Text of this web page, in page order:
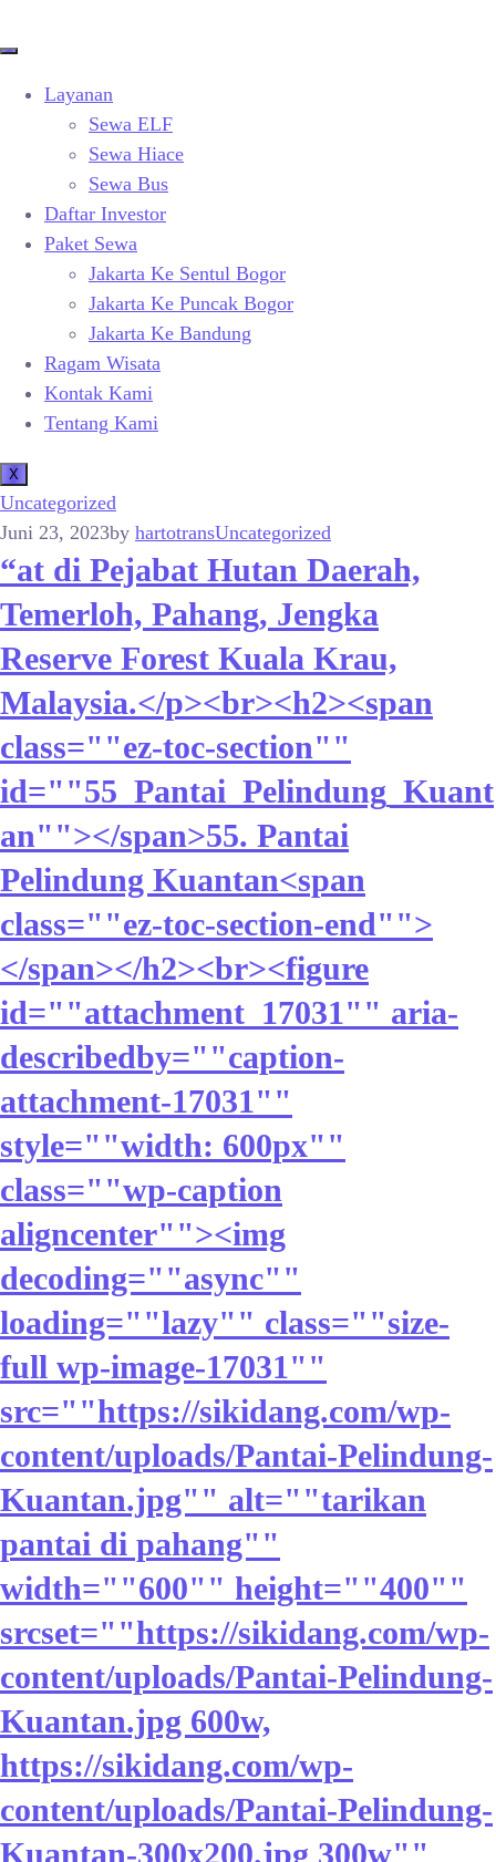
Layanan
Sewa ELF
Sewa Hiace
Sewa Bus
Daftar Investor
Paket Sewa
Jakarta Ke Sentul Bogor
Jakarta Ke Puncak Bogor
Jakarta Ke Bandung
Ragam Wisata
Kontak Kami
Tentang Kami
X
Uncategorized
Juni 23, 2023by hartotransUncategorized
“at di Pejabat Hutan Daerah,
Temerloh, Pahang, Jengka
Reserve Forest Kuala Krau,
Malaysia.</p><br><h2><span
class=""ez-toc-section""
id=""55_Pantai_Pelindung_Kuant
an""></span>55. Pantai
Pelindung Kuantan<span
class=""ez-toc-section-end"">
</span></h2><br><figure
id=""attachment_17031"" aria-
describedby=""caption-
attachment-17031""
style=""width: 600px""
class=""wp-caption
aligncenter""><img
decoding=""async""
loading=""lazy"" class=""size-
full wp-image-17031""
src=""https://sikidang.com/wp-
content/uploads/Pantai-Pelindung-
Kuantan.jpg"" alt=""tarikan
pantai di pahang""
width=""600"" height=""400""
srcset=""https://sikidang.com/wp-
content/uploads/Pantai-Pelindung-
Kuantan.jpg 600w,
https://sikidang.com/wp-
content/uploads/Pantai-Pelindung-
Kuantan-300x200.jpg 300w""